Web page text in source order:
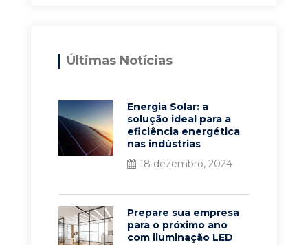
Últimas Notícias
Energia Solar: a
solução ideal para a
eficiência energética
nas indústrias
18 dezembro, 2024
Prepare sua empresa
para o próximo ano
com iluminação LED